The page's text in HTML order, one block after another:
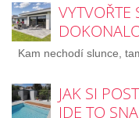
VYTVOŘTE
Kam nechodí slunce,
JAK SI
JDE TO